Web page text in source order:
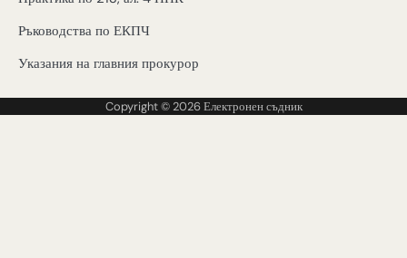
Ръководства по ЕКПЧ
Указания на главния прокурор
Copyright © 2026Електронен съдник